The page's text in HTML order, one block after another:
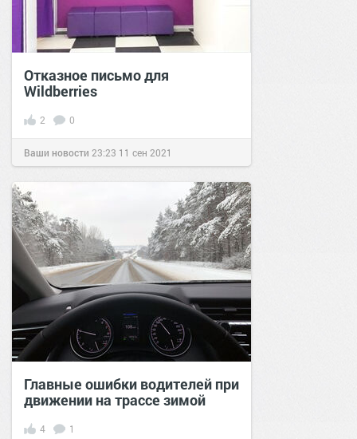
Отказное письмо для
Wildberries
2 0
Ваши новости 23:23 11 сен 2021
Главные ошибки водителей при
движении на трассе зимой
4 1